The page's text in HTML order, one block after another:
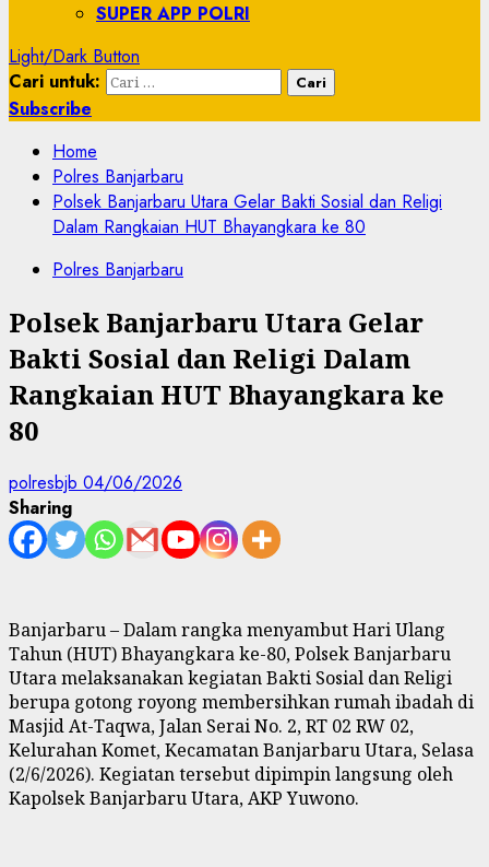
SUPER APP POLRI
Light/Dark Button
Cari untuk:
Subscribe
Home
Polres Banjarbaru
Polsek Banjarbaru Utara Gelar Bakti Sosial dan Religi
Dalam Rangkaian HUT Bhayangkara ke 80
Polres Banjarbaru
Polsek Banjarbaru Utara Gelar
Bakti Sosial dan Religi Dalam
Rangkaian HUT Bhayangkara ke
80
polresbjb 04/06/2026
Sharing
Banjarbaru – Dalam rangka menyambut Hari Ulang
Tahun (HUT) Bhayangkara ke-80, Polsek Banjarbaru
Utara melaksanakan kegiatan Bakti Sosial dan Religi
berupa gotong royong membersihkan rumah ibadah di
Masjid At-Taqwa, Jalan Serai No. 2, RT 02 RW 02,
Kelurahan Komet, Kecamatan Banjarbaru Utara, Selasa
(2/6/2026). Kegiatan tersebut dipimpin langsung oleh
Kapolsek Banjarbaru Utara, AKP Yuwono.